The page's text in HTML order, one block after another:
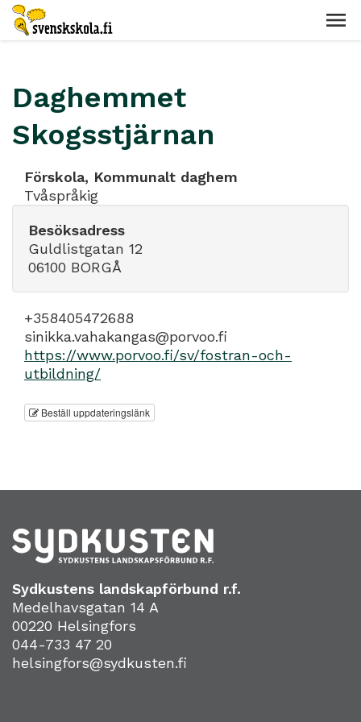
Daghemmet
Skogsstjärnan
Förskola, Kommunalt daghem
Tvåspråkig
Besöksadress
Guldlistgatan 12
06100 BORGÅ
+358405472688
sinikka.vahakangas@porvoo.fi
https://www.porvoo.fi/sv/fostran-och-
utbildning/
Beställ uppdateringslänk
Sydkustens landskapförbund r.f.
Medelhavsgatan 14 A
00220 Helsingfors
044-733 47 20
helsingfors@sydkusten.fi